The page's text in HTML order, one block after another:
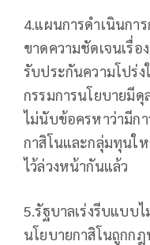
4.แผนการดำเนินกา
ขาดความชัดเจนเรื่
รับประกันความโปร่
กรรมการนโยบายมี
ไม่นับข้อครหาว่ามีก
กาสิโนและกลุ่มทุนใ
ไว้ล่วงหน้ากันแล้ว
5.รัฐบาลเร่งรีบแบบ
นโยบายกาสิโนถูกก